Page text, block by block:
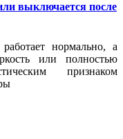
выключается после
нормально, а
или полностью
признаком